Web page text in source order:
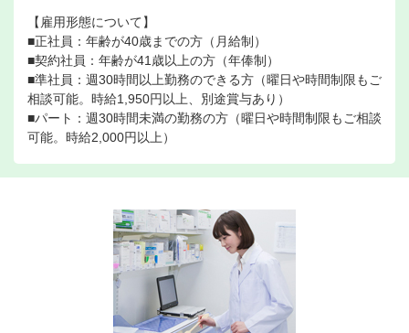
【雇用形態について】
■正社員：年齢が40歳までの方（月給制）
■契約社員：年齢が41歳以上の方（年俸制）
■準社員：週30時間以上勤務のできる方（曜日や時間制限もご
相談可能。時給1,950円以上、別途賞与あり）
■パート：週30時間未満の勤務の方（曜日や時間制限もご相談
可能。時給2,000円以上）